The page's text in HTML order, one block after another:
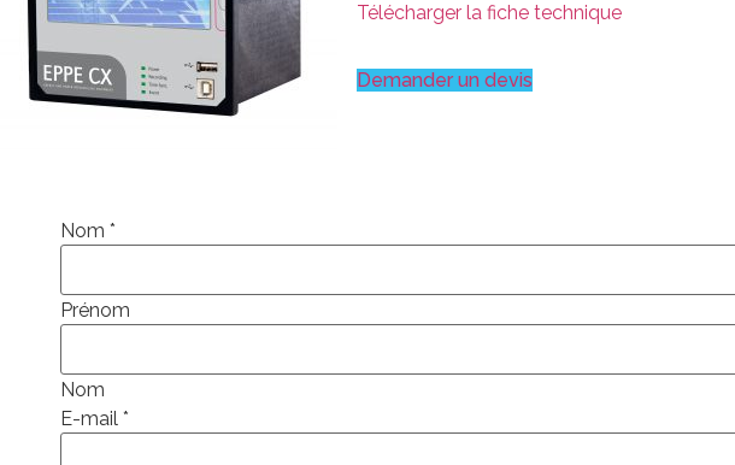
Télécharger la fiche technique
Demander un devis
Nom *
Prénom
Nom
E-mail *